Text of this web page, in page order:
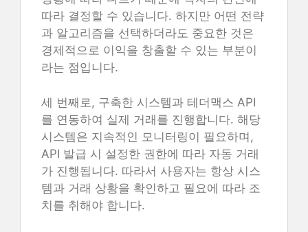
따라 결정할 수 있습니다. 하지만 어떤 전략
과 알고리즘을 선택하더라도 중요한 것은
경제적으로 이익을 창출할 수 있는 부분이
라는 점입니다.
세 번째로, 구축한 시스템과 테더맥스 API
를 연동하여 실제 거래를 진행합니다. 해당
시스템은 지속적인 모니터링이 필요하며,
API 발급 시 설정한 권한에 따라 자동 거래
가 진행됩니다. 따라서 사용자는 항상 시스
템과 거래 상황을 확인하고 필요에 따라 조
치를 취해야 합니다.